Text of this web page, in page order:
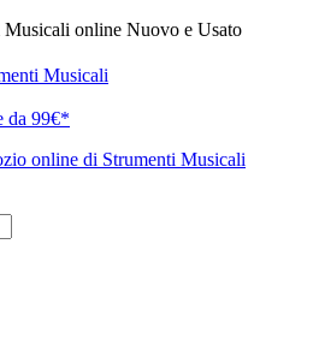
online Nuovo e Usato
Musicali
da 99€*